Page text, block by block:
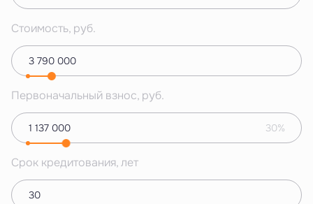
Стоимость, руб.
Первоначальный взнос, руб.
30%
Срок кредитования, лет